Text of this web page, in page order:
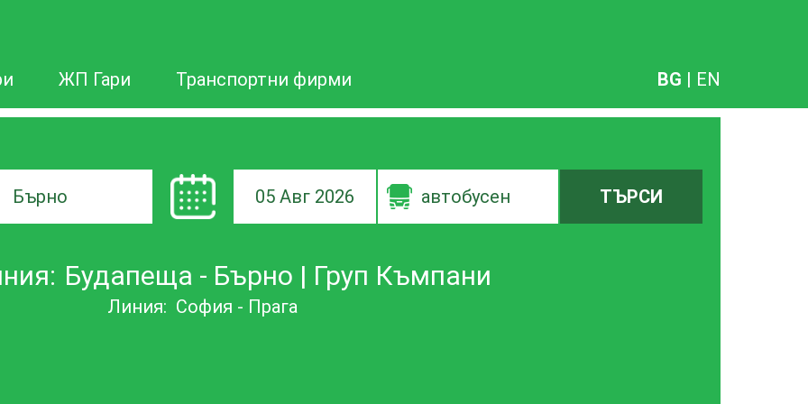
ЖП Гари Транспортни фирми BG | EN
05 Авг 2026 автобусен ТЪРСИ
Будапеща - Бърно | Груп Къмпани
Линия: София - Прага